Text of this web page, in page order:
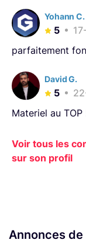
Yohann C.
5
parfaitement
David G.
5
Materiel au TOP
Voir tous les
sur son profil
Annonces de